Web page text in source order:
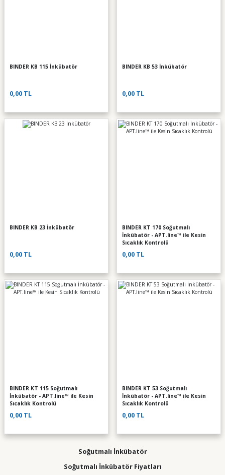
BINDER KB 115 İnkübatör
0,00 TL
BINDER KB 53 İnkübatör
0,00 TL
BINDER KB 23 İnkübatör
0,00 TL
BINDER KT 170 Soğutmalı
İnkübatör - APT.line™ ile Kesin
Sıcaklık Kontrolü
0,00 TL
BINDER KT 115 Soğutmalı
İnkübatör - APT.line™ ile Kesin
Sıcaklık Kontrolü
0,00 TL
BINDER KT 53 Soğutmalı
İnkübatör - APT.line™ ile Kesin
Sıcaklık Kontrolü
0,00 TL
Soğutmalı İnkübatör
Soğutmalı İnkübatör Fiyatları